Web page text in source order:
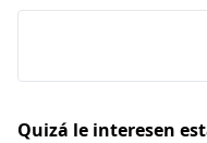
Quizá le interesen